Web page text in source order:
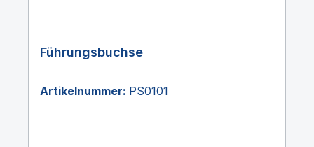
Führungsbuchse
Artikelnummer: PS0101